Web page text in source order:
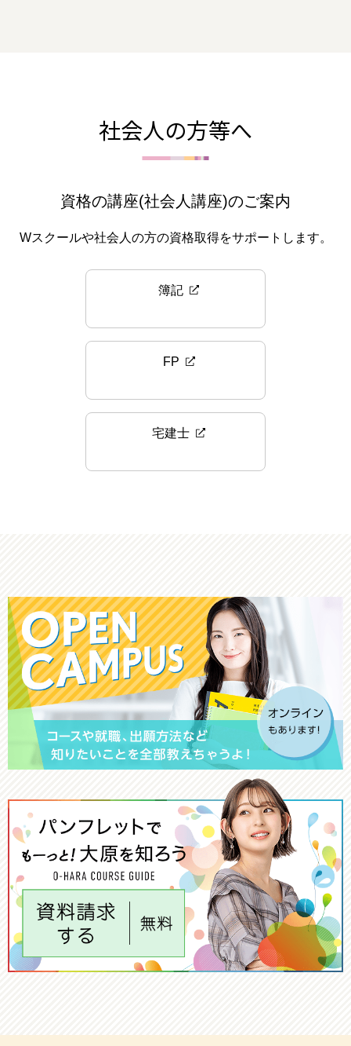
社会人の方等へ
資格の講座(社会人講座)のご案内
Wスクールや社会人の方の資格取得をサポートします。
簿記
FP
宅建士